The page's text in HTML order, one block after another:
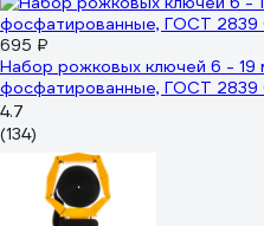
695 ₽
Набор рожковых ключей 6 - 19
фосфатированные, ГОСТ
4.7
(134)